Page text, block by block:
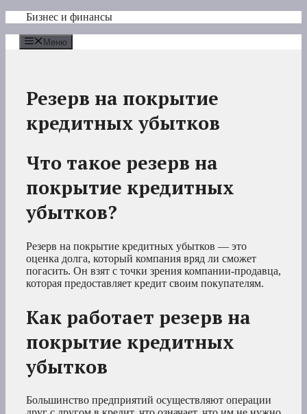
Перейти
содержимому
Бизнес и финансы
Меню
Резерв на покрытие
кредитных убытков
Что такое резерв на
покрытие кредитных
убытков?
Резерв на покрытие кредитных убытков — это
оценка долга, который компания вряд ли сможет
погасить. Он взят с точки зрения компании-продавца,
которая предоставляет кредит своим покупателям.
Как работает резерв на
покрытие кредитных
убытков
Большинство предприятий осуществляют операции